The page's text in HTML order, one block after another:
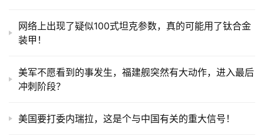
网络上出现了疑似100式坦克参数，真的可能用了钛合金
装甲！
美军不愿看到的事发生，福建舰突然有大动作，进入最后
冲刺阶段？
美国要打委内瑞拉，这是个与中国有关的重大信号！